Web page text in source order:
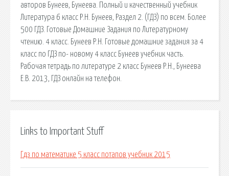
авторов Бунеев, Бунеева. Полный и качественный учебник
Литература 6 класс Р.Н. Бунеев, Раздел 2. (ГДЗ) по всем. Более
500 ГДЗ. Готовые Домашние Задания по Литературному
чтению. 4 класс. Бунеев Р.Н. Готовые домашние задания за 4
класс по ГДЗ по- новому 4 класс Бунеев учебник часть.
Рабочая тетрадь по литературе 2 класс Бунеев Р.Н., Бунеева
Е.В. 2013, ГДЗ онлайн на телефон.
Links to Important Stuff
Гдз по математике 5 класс потапов учебник 2015